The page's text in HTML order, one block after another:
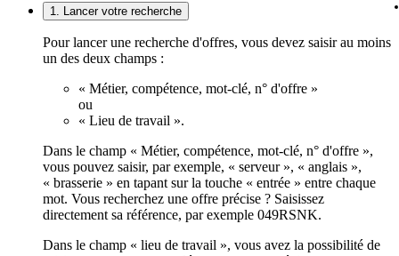
1. Lancer votre recherche
Pour lancer une recherche d'offres, vous devez saisir au moins
un des deux champs :
« Métier, compétence, mot-clé, n° d'offre »
ou
« Lieu de travail ».
Dans le champ « Métier, compétence, mot-clé, n° d'offre »,
vous pouvez saisir, par exemple, « serveur », « anglais »,
« brasserie » en tapant sur la touche « entrée » entre chaque
mot. Vous recherchez une offre précise ? Saisissez
directement sa référence, par exemple 049RSNK.
Dans le champ « lieu de travail », vous avez la possibilité de